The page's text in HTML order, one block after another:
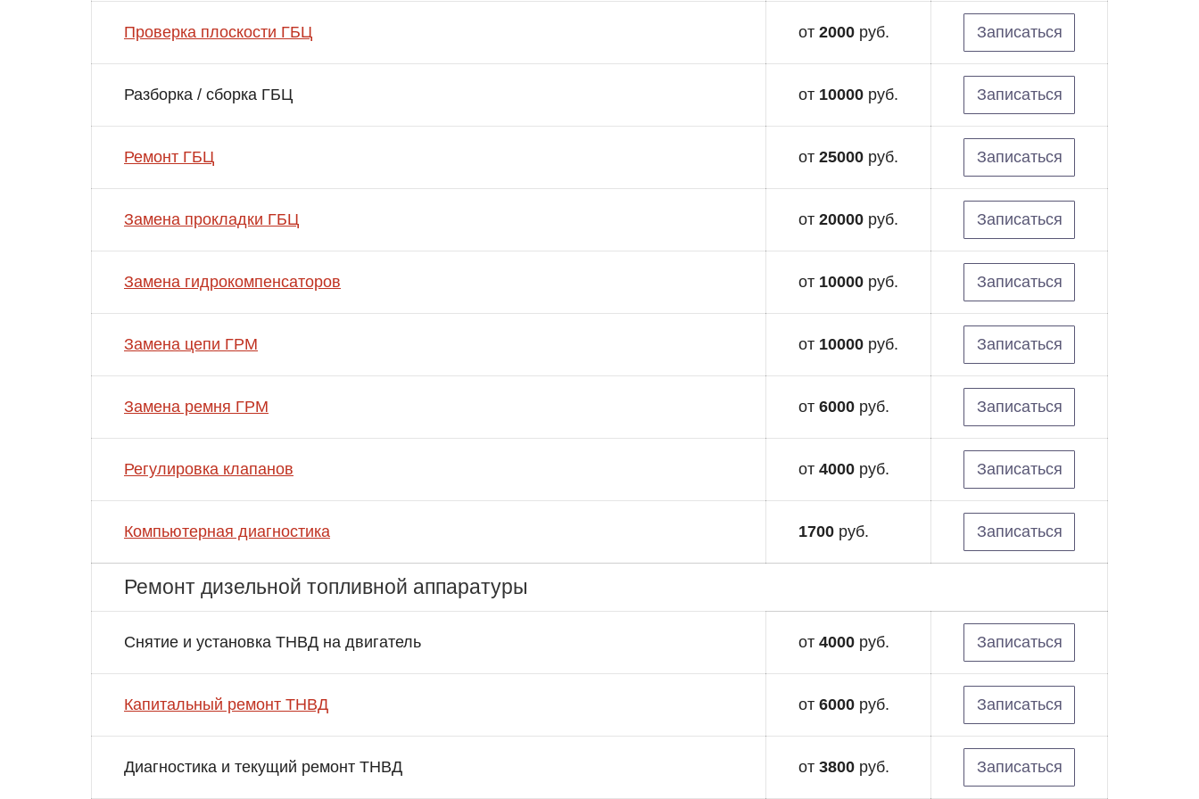
Проверка плоскости ГБЦ от 2000 руб. Записаться
Разборка / сборка ГБЦ от 10000 руб. Записаться
Ремонт ГБЦ от 25000 руб. Записаться
Замена прокладки ГБЦ от 20000 руб. Записаться
Замена гидрокомпенсаторов от 10000 руб. Записаться
Замена цепи ГРМ от 10000 руб. Записаться
Замена ремня ГРМ от 6000 руб. Записаться
Регулировка клапанов от 4000 руб. Записаться
Компьютерная диагностика 1700 руб. Записаться
Ремонт дизельной топливной аппаратуры
Снятие и установка ТНВД на двигатель от 4000 руб. Записаться
Капитальный ремонт ТНВД от 6000 руб. Записаться
Диагностика и текущий ремонт ТНВД от 3800 руб. Записаться